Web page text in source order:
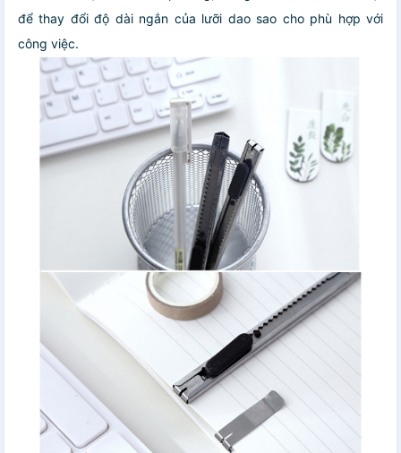
để thay đổi độ dài ngắn của lưỡi dao sao cho phù hợp với
công việc.